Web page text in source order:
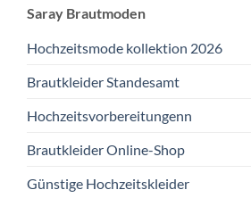
Saray Brautmoden
Hochzeitsmode kollektion 2026
Brautkleider Standesamt
Hochzeitsvorbereitungenn
Brautkleider Online-Shop
Günstige Hochzeitskleider